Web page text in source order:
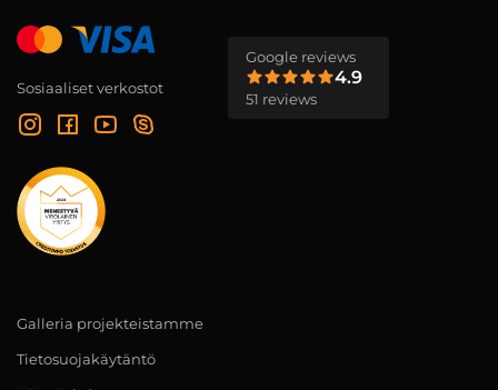
Sosiaaliset verkostot
Google reviews
4.9
51 reviews
Galleria projekteistamme
Tietosuojakäytäntö